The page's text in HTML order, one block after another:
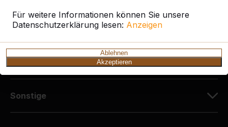
Für weitere Informationen können Sie unsere
Datenschutzerklärung lesen: Anzeigen
Ablehnen
Akzeptieren
Kundenservice
Sonstige